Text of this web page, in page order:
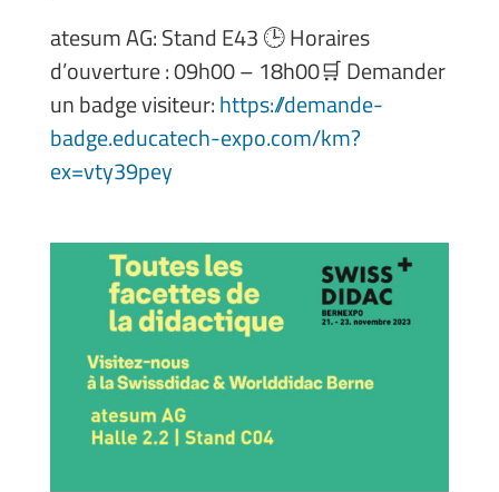
atesum AG: Stand E43🕒Horaires
d’ouverture : 09h00 – 18h00🛒Demander
un badge visiteur:https://demande-
badge.educatech-expo.com/km?
ex=vty39pey